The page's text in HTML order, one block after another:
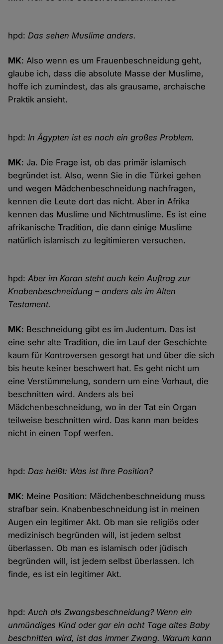
hpd:Das sehen Muslime anders.
MK: Also wenn es um Frauenbeschneidung geht,
glaube ich, dass die absolute Masse der Muslime,
hoffe ich zumindest, das als grausame, archaische
Praktik ansieht.
hpd:In Ägypten ist es noch ein großes Problem.
MK: Ja. Die Frage ist, ob das primär islamisch
begründet ist. Also, wenn Sie in die Türkei gehen
und wegen Mädchenbeschneidung nachfragen,
kennen die Leute dort das nicht. Aber in Afrika
kennen das Muslime und Nichtmuslime. Es ist eine
afrikanische Tradition, die dann einige Muslime
natürlich islamisch zu legitimieren versuchen.
hpd:Aber im Koran steht auch kein Auftrag zur
Knabenbeschneidung – anders als im Alten
Testament.
MK: Beschneidung gibt es im Judentum. Das ist
eine sehr alte Tradition, die im Lauf der Geschichte
kaum für Kontroversen gesorgt hat und über die sich
bis heute keiner beschwert hat. Es geht nicht um
eine Verstümmelung, sondern um eine Vorhaut, die
beschnitten wird. Anders als bei
Mädchenbeschneidung, wo in der Tat ein Organ
teilweise beschnitten wird. Das kann man beides
nicht in einen Topf werfen.
hpd:Das heißt: Was ist Ihre Position?
MK: Meine Position: Mädchenbeschneidung muss
strafbar sein. Knabenbeschneidung ist in meinen
Augen ein legitimer Akt. Ob man sie religiös oder
medizinisch begründen will, ist jedem selbst
überlassen. Ob man es islamisch oder jüdisch
begründen will, ist jedem selbst überlassen. Ich
finde, es ist ein legitimer Akt.
hpd:Auch als Zwangsbeschneidung? Wenn ein
unmündiges Kind oder gar ein acht Tage altes Baby
beschnitten wird, ist das immer Zwang. Warum kann